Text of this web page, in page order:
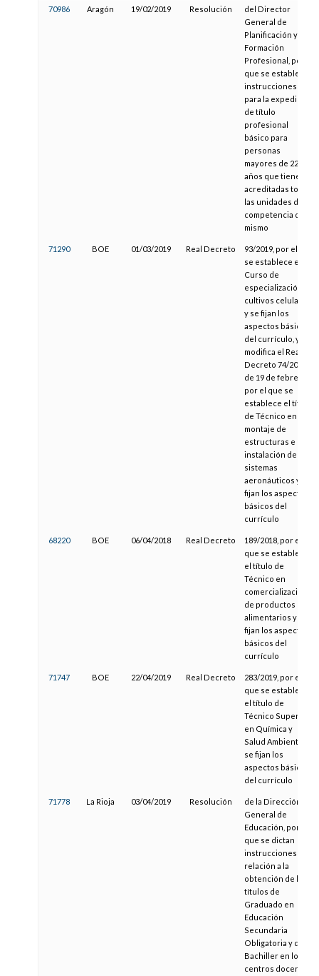
70986 Aragón 19/02/2019 Resolución
del Director
General de
Planificación y
Formación
Profesional, por la
que se establecen
instrucciones
para la expedición
de título
profesional
básico para
personas
mayores de 22
años que tienen
acreditadas todas
las unidades de
competencia del
mismo
71290 BOE 01/03/2019 Real Decreto
93/2019, por el que
se establece el
Curso de
especialización en
cultivos celulares
y se fijan los
aspectos básicos
del currículo, y se
modifica el Real
Decreto 74/2018,
de 19 de febrero,
por el que se
establece el título
de Técnico en
montaje de
estructuras e
instalación de
sistemas
aeronáuticos y se
fijan los aspectos
básicos del
currículo
68220 BOE 06/04/2018 Real Decreto
189/2018, por el
que se establece
el título de
Técnico en
comercialización
de productos
alimentarios y se
fijan los aspectos
básicos del
currículo
71747 BOE 22/04/2019 Real Decreto
283/2019, por el
que se establece
el título de
Técnico Superior
en Química y
Salud Ambiental y
se fijan los
aspectos básicos
del currículo
71778 La Rioja 03/04/2019 Resolución
de la Dirección
General de
Educación, por la
que se dictan
instrucciones en
relación a la
obtención de los
títulos de
Graduado en
Educación
Secundaria
Obligatoria y de
Bachiller en los
centros docentes